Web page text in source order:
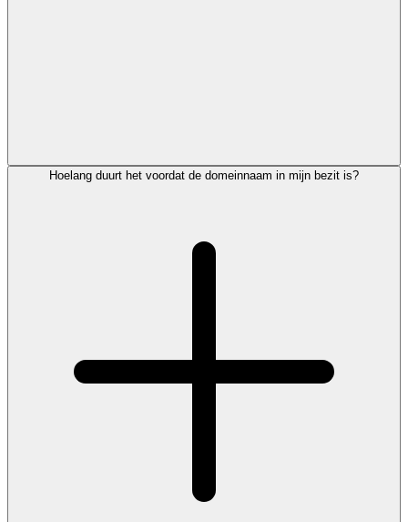
Hoelang duurt het voordat de domeinnaam in mijn bezit is?